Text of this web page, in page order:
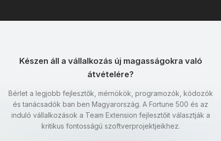
Készen áll a vállalkozás új magasságokra való
átvételére?
Bérlet a legjobb fejlesztők, mérnökök, programozók, kódozók
és tanácsadók ban ben Magyarország. A Fortune 500 és az
induló vállalkozások a Team Extension fejlesztőit választják a
kritikus fontosságú szoftverprojektjeikhez.